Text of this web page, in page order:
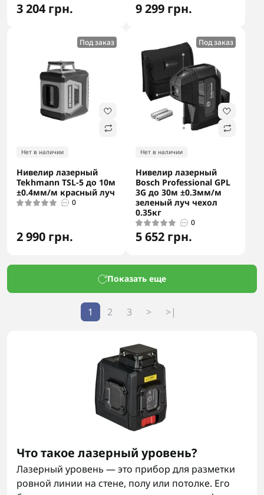
3 204 грн. 9 299 грн.
Под заказ
Нет в наличии
Нивелир лазерный
Tekhmann TSL-5 до 10м
±0.4мм/м красный луч
0
2 990 грн.
Под заказ
Нет в наличии
Нивелир лазерный
Bosch Professional GPL
3G до 30м ±0.3мм/м
зеленый луч чехол
0.35кг
0
5 652 грн.
Показать еще
1 2 3 > >|
Что такое лазерный уровень?
Лазерный уровень — это прибор для разметки
ровной линии на стене, полу или потолке. Его